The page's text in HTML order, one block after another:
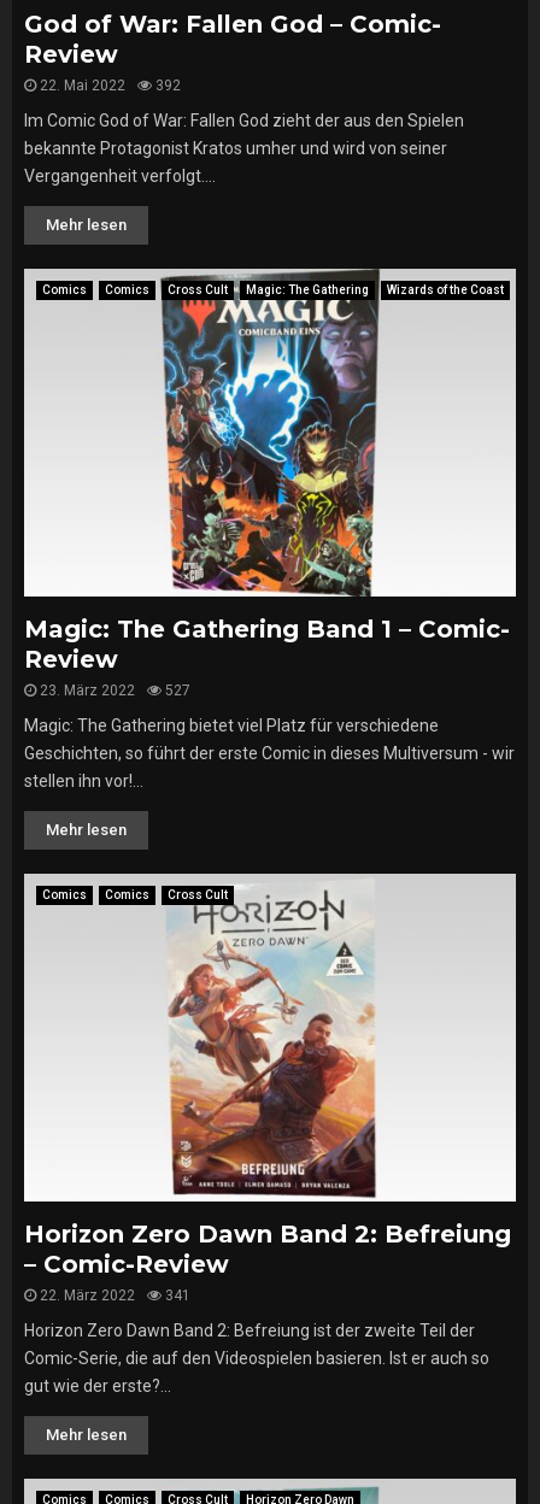
God of War: Fallen God – Comic-
Review
22. Mai 2022 392
Im Comic God of War: Fallen God zieht der aus den Spielen
bekannte Protagonist Kratos umher und wird von seiner
Vergangenheit verfolgt....
Mehr lesen
Comics Comics Cross Cult Magic: The Gathering Wizards of the Coast
Magic: The Gathering Band 1 – Comic-
Review
23. März 2022 527
Magic: The Gathering bietet viel Platz für verschiedene
Geschichten, so führt der erste Comic in dieses Multiversum - wir
stellen ihn vor!...
Mehr lesen
Comics Comics Cross Cult
Horizon Zero Dawn Band 2: Befreiung
– Comic-Review
22. März 2022 341
Horizon Zero Dawn Band 2: Befreiung ist der zweite Teil der
Comic-Serie, die auf den Videospielen basieren. Ist er auch so
gut wie der erste?...
Mehr lesen
Comics Comics Cross Cult Horizon Zero Dawn